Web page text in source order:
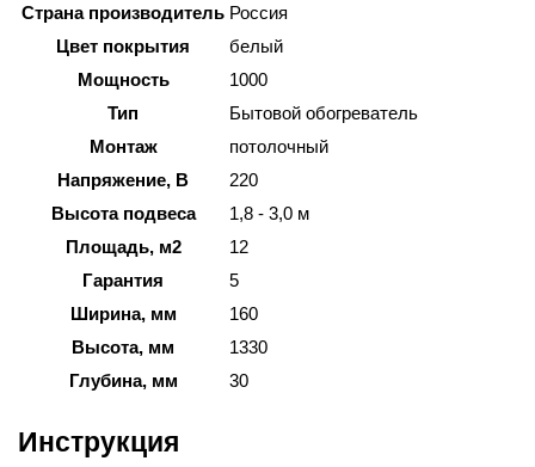
Страна производитель Россия
Цвет покрытия
белый
Мощность
1000
Тип
Бытовой обогреватель
Монтаж
потолочный
Напряжение, В
220
Высота подвеса
1,8 - 3,0 м
Площадь, м2
12
Гарантия
5
Ширина, мм
160
Высота, мм
1330
Глубина, мм
30
Инструкция